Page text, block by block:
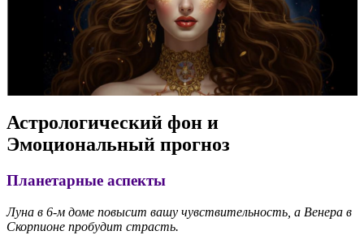
Астрологический фон и
Эмоциональный прогноз
Планетарные аспекты
Луна в 6-м доме повысит вашу чувствительность, а Венера в
Скорпионе пробудит страсть.